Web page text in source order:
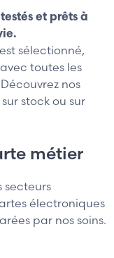
et prêts à
sélectionné,
toutes les
nos
stock ou sur
métier
secteurs
électroniques
par nos soins.